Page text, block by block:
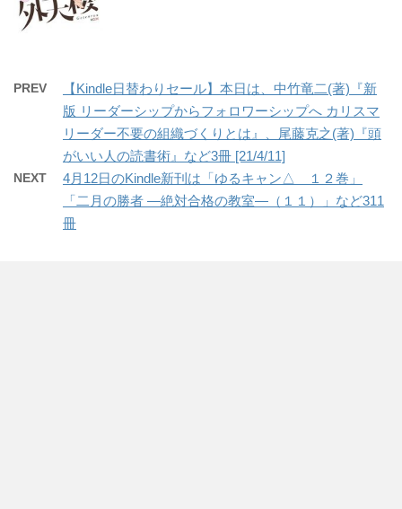
PREV
【Kindle日替わりセール】本日は、中竹竜二(著)『新
版 リーダーシップからフォロワーシップへ カリスマ
リーダー不要の組織づくりとは』、尾藤克之(著)『頭
がいい人の読書術』など3冊 [21/4/11]
NEXT
4月12日のKindle新刊は「ゆるキャン△ １２巻」
「二月の勝者 ―絶対合格の教室―（１１）」など311
冊